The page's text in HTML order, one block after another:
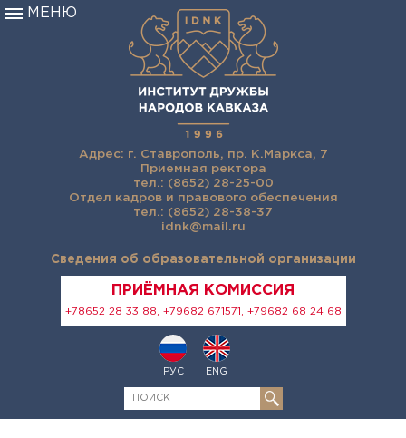
Адрес: г. Ставрополь, пр. К.Маркса, 7
Приемная ректора
тел.: (8652) 28-25-00
Отдел кадров и правового обеспечения
тел.: (8652) 28-38-37
idnk@mail.ru
Сведения об образовательной организации
ПРИЁМНАЯ КОМИССИЯ
+78652 28 33 88, +79682 671571, +79682 68 24 68
РУС ENG
МЕНЮ